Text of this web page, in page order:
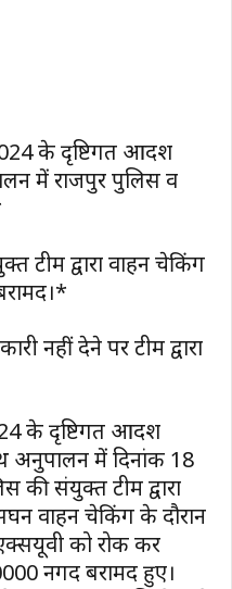
के दृष्टिगत आदर्श
में राजपुर पुलिस व
टीम द्वारा वाहन चेकिंग
नहीं देने पर टीम द्वारा
के दृष्टिगत आदर्श
अनुपालन में दिनांक 18
की संयुक्त टीम द्वारा
वाहन चेकिंग के दौरान
को रोक कर
नगद बरामद हुए।